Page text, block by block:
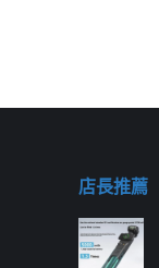
店長推薦